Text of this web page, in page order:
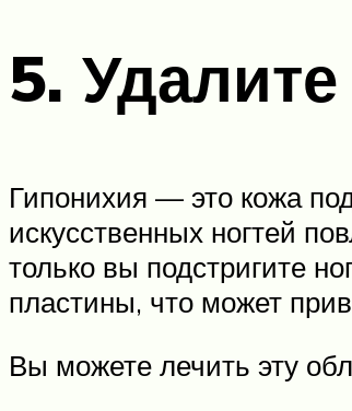
5.
Гипонихия — это кожа
искусственных ногтей
только вы подстригите
пластины, что может
Вы можете лечить эту